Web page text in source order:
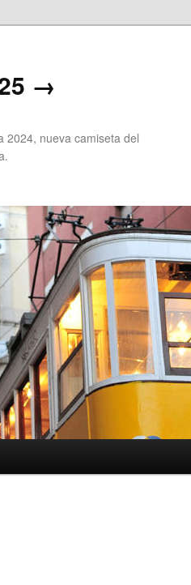
→
2024, nueva camiseta del